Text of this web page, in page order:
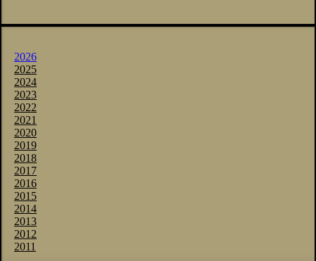
2026
2025
2024
2023
2022
2021
2020
2019
2018
2017
2016
2015
2014
2013
2012
2011